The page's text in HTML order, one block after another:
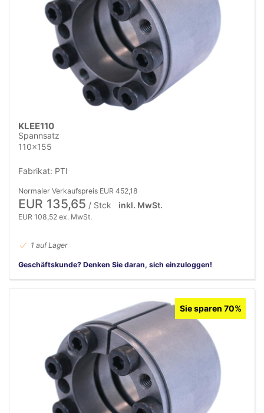
KLEE110
Spannsatz
110x155
Fabrikat: PTI
Normaler Verkaufspreis EUR 452,18
EUR 135,65 / Stck inkl. MwSt.
EUR 108,52 ex. MwSt.
1 auf Lager
Geschäftskunde? Denken Sie daran, sich einzuloggen!
Sie sparen 70%